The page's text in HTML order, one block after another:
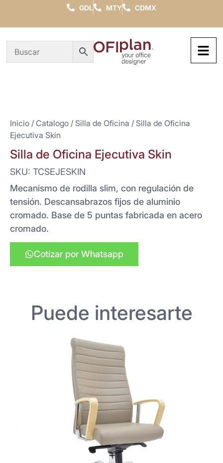
GDL MTY CDMX
Inicio / Catalogo / Silla de Oficina / Silla de Oficina
Ejecutiva Skin
Silla de Oficina Ejecutiva Skin
SKU: TCSEJESKIN
Mecanismo de rodilla slim, con regulación de
tensión. Descansabrazos fijos de aluminio
cromado. Base de 5 puntas fabricada en acero
cromado.
Cotizar por Whatsapp
Puede interesarte